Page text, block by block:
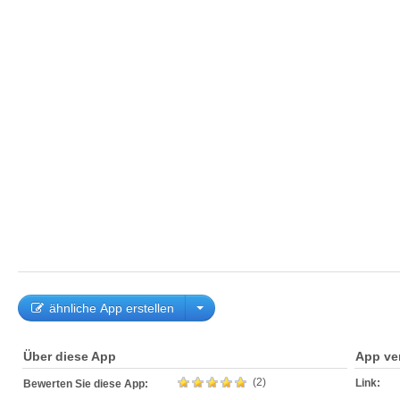
ähnliche App erstellen
Über diese App
Bewerten Sie diese App: (2)
App
Link: